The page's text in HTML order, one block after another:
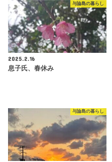
与論島の暮らし
2025.2.16
息子氏、春休み
与論島の暮らし